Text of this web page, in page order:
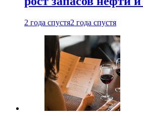
2 года спустя2 года спустя